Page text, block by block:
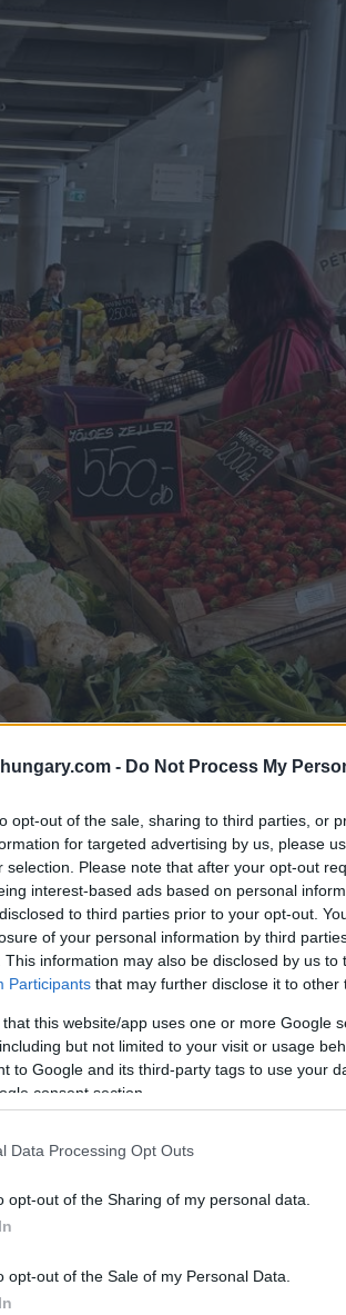
- Do Not Process My
opt-out of the sale, sharing to third parties, or
for targeted advertising by us, please
selection. Please note that after your opt-out
interest-based ads based on personal
to third parties prior to your opt-out.
of your personal information by third
This information may also be disclosed by us to
Participants that may further disclose it to other
that this website/app uses one or more Google
but not limited to your visit or usage
to Google and its third-party tags to use your
consent section.
Data Processing Opt Outs
opt-out of the Sharing of my personal data.
opt-out of the Sale of my Personal Data.
costosi o che hanno visto i loro
l’elenco fornisce una
che nei paesi dell’Europa
riferito che nel marzo 2023,
più alti del 25,2% rispetto all’anno
alcuni elementi interessanti che